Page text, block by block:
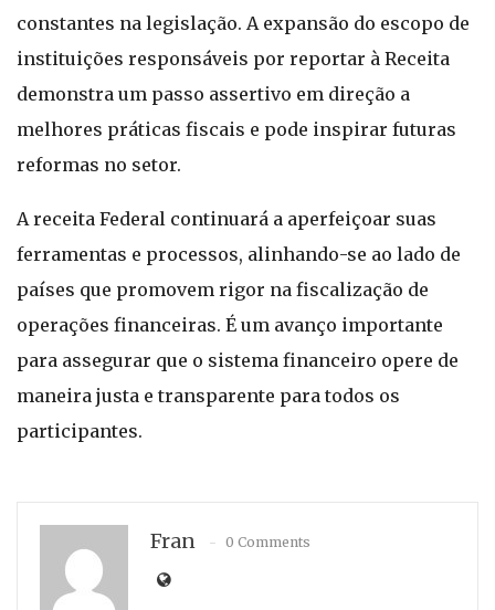
constantes na legislação. A expansão do escopo de
instituições responsáveis por reportar à Receita
demonstra um passo assertivo em direção a
melhores práticas fiscais e pode inspirar futuras
reformas no setor.
A receita Federal continuará a aperfeiçoar suas
ferramentas e processos, alinhando-se ao lado de
países que promovem rigor na fiscalização de
operações financeiras. É um avanço importante
para assegurar que o sistema financeiro opere de
maneira justa e transparente para todos os
participantes.
Fran 0 Comments